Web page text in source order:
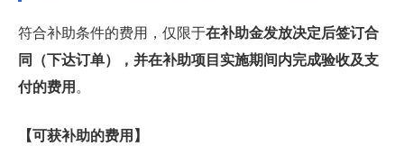
符合补助条件的费用，仅限于在补助金发放决定后签订合
同（下达订单），并在补助项目实施期间内完成验收及支
付的费用 。
【可获补助的费用】